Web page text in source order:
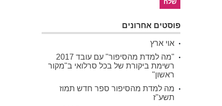
פוסטים אחרונים
אוי ארץ
"מה למדת מהסיפור" עם עובד 2017
רשימת ביקורת של בכל סרלואי ב"מקור
ראשון"
מה למדת מהסיפור ספר חדש תמוז
תשע"ז